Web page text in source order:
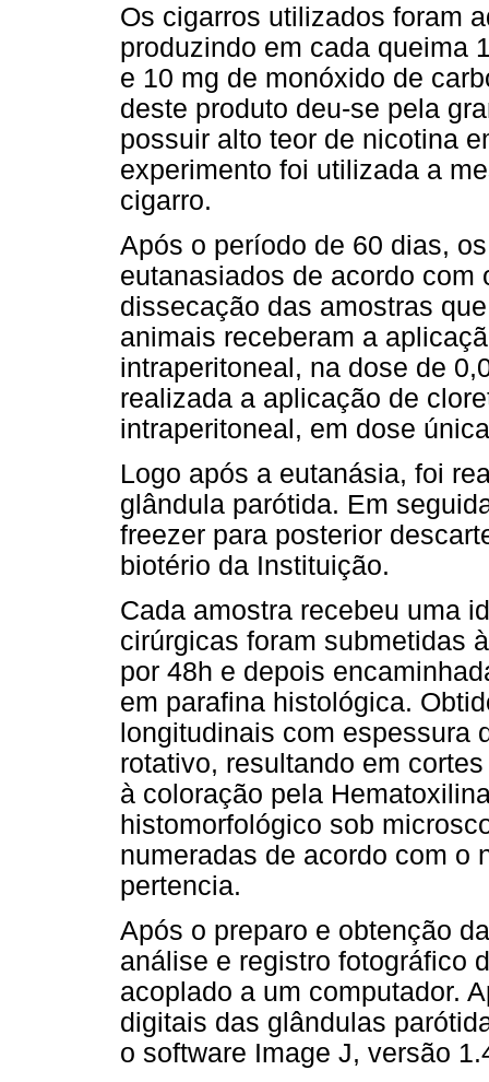
Os cigarros utilizados foram
produzindo em cada queima
e 10 mg de monóxido de
deste produto deu-se pela
possuir alto teor de nicotina
experimento foi utilizada a
cigarro.
Após o período de 60 dias,
eutanasiados de acordo
dissecação das amostras
animais receberam a
intraperitoneal, na dose de
realizada a aplicação de
intraperitoneal, em dose
Logo após a eutanásia, foi
glândula parótida. Em
freezer para posterior
biotério da Instituição.
Cada amostra recebeu uma
cirúrgicas foram submetidas
por 48h e depois
em parafina histológica.
longitudinais com espessura
rotativo, resultando em
à coloração pela
histomorfológico sob
numeradas de acordo com o
pertencia.
Após o preparo e obtenção
análise e registro fotográfico
acoplado a um computador.
digitais das glândulas
o software Image J, versão